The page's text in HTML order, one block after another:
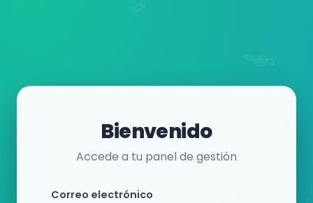
Bienvenido
Accede a tu panel de gestión
Correo electrónico